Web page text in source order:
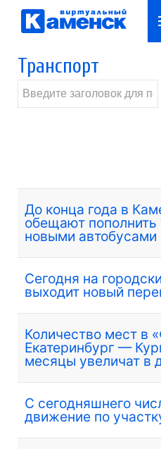
Транспорт
До конца года в
обещают пополнить
новыми автобусами
Сегодня на
выходит новый
Количество мест в
Екатеринбург —
месяцы увеличат в
С сегодняшнего
движение по